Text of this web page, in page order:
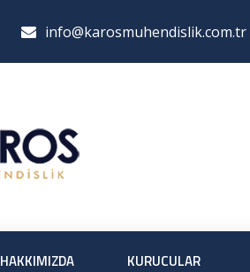
info@karosmuhendislik.com.tr
HAKKIMIZDA KURUCULAR